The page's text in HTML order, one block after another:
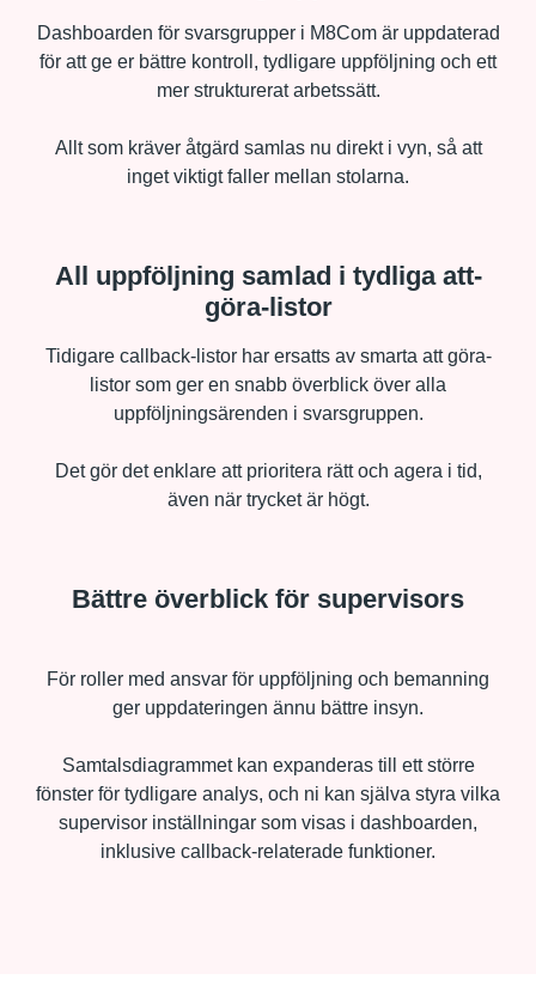
Dashboarden för svarsgrupper i M8Com är uppdaterad
för att ge er bättre kontroll, tydligare uppföljning och ett
mer strukturerat arbetssätt.
Allt som kräver åtgärd samlas nu direkt i vyn, så att
inget viktigt faller mellan stolarna.
All uppföljning samlad i tydliga att-
göra-listor
Tidigare callback-listor har ersatts av smarta att göra-
listor som ger en snabb överblick över alla
uppföljningsärenden i svarsgruppen.
Det gör det enklare att prioritera rätt och agera i tid,
även när trycket är högt.
Bättre överblick för supervisors
För roller med ansvar för uppföljning och bemanning
ger uppdateringen ännu bättre insyn.
Samtalsdiagrammet kan expanderas till ett större
fönster för tydligare analys, och ni kan själva styra vilka
supervisor inställningar som visas i dashboarden,
inklusive callback-relaterade funktioner.